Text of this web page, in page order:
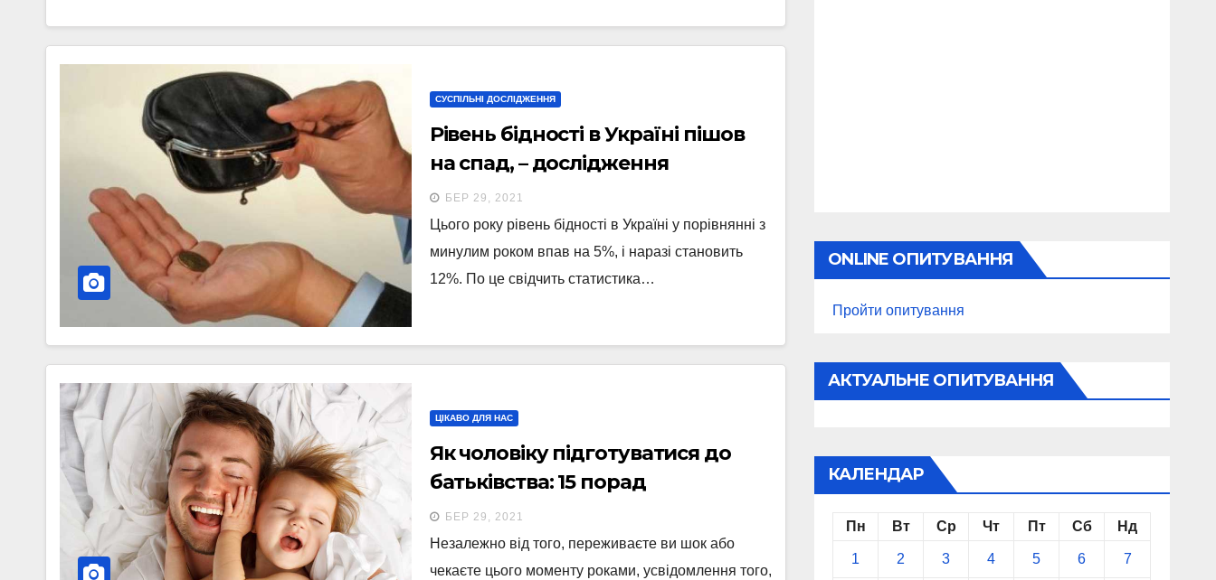
СУСПІЛЬНІ ДОСЛІДЖЕННЯ
Рівень бідності в Україні пішов
на спад, – дослідження
БЕР 29, 2021
Цього року рівень бідності в Україні у порівнянні з
минулим роком впав на 5%, і наразі становить
12%. По це свідчить статистика…
ЦІКАВО ДЛЯ НАС
Як чоловіку підготуватися до
батьківства: 15 порад
БЕР 29, 2021
Незалежно від того, переживаєте ви шок або
чекаєте цього моменту роками, усвідомлення того,
ONLINE ОПИТУВАННЯ
Пройти опитування
АКТУАЛЬНЕ ОПИТУВАННЯ
КАЛЕНДАР
Пн Вт Ср Чт Пт Сб Нд
1 2 3 4 5 6 7